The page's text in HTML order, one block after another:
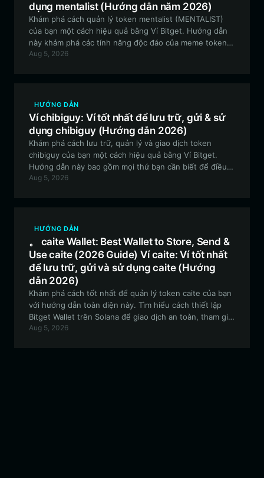
dụng mentalist (Hướng dẫn năm 2026)
Khám phá cách quản lý token mentalist (MENTALIST)
của bạn một cách hiệu quả bằng Ví Bitget. Hướng dẫn
này khám phá các tính năng độc đáo của meme token
dựa trên Solana này và cung cấp hướng dẫn từng bước
Aug 5, 2026
HƯỚNG DẪN
Ví chibiguy: Ví tốt nhất để lưu trữ, gửi & sử
dụng chibiguy (Hướng dẫn 2026)
Khám phá cách lưu trữ, quản lý và giao dịch token
chibiguy của bạn một cách hiệu quả bằng Ví Bitget.
Hướng dẫn này bao gồm mọi thứ bạn cần biết để điều
hướng hệ sinh thái Solana bằng một ví tiền điện tử an
Aug 5, 2026
HƯỚNG DẪN
。 caite Wallet: Best Wallet to Store, Send &
Use caite (2026 Guide) Ví caite: Ví tốt nhất
để lưu trữ, gửi và sử dụng caite (Hướng
dẫn 2026)
Khám phá cách tốt nhất để quản lý token caite của bạn
với hướng dẫn toàn diện này. Tìm hiểu cách thiết lập
Bitget Wallet trên Solana để giao dịch an toàn, tham gia
quản trị cộng đồng và khám phá các thử nghiệm on-
Aug 5, 2026